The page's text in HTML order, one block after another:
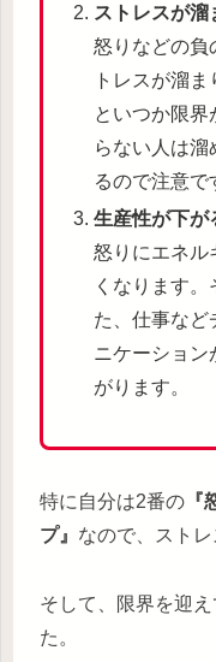
ストレスが溜
怒りなどの負
トレスが溜
といつか限界
らない人は溜
るので注意で
生産性が下が
怒りにエネル
くなります
た、仕事など
ニケーション
がります。
特に自分は2番の
プ』 なので、スト
そして、限界を迎
た。